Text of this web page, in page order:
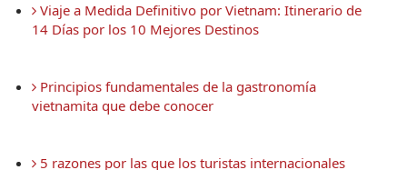
Viaje a Medida Definitivo por Vietnam: Itinerario de
14 Días por los 10 Mejores Destinos
Principios fundamentales de la gastronomía
vietnamita que debe conocer
5 razones por las que los turistas internacionales